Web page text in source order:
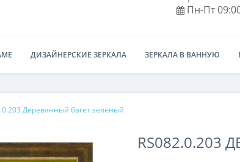
Пн-Пт
ДИЗАЙНЕРСКИЕ ЗЕРКАЛА ЗЕРКАЛА В ВАННУЮ
Деревянный багет зелёный
RS082.0.203